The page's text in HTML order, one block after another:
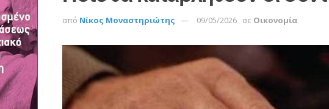
από Νίκος Μοναστηριώτης 09/05/2026 σε Οικονομία